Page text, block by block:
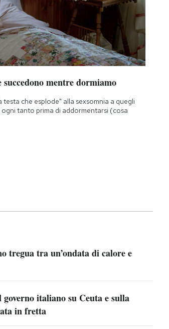
succedono mentre dormiamo
testa che esplode" alla sexsomnia a quegli
ogni tanto prima di addormentarsi (cosa
tregua tra un’ondata di calore e
governo italiano su Ceuta e sulla
in fretta